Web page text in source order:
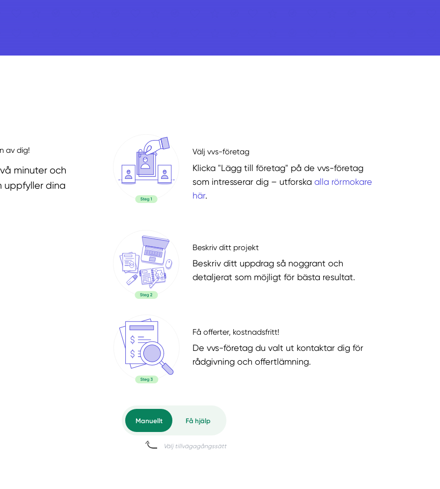
av dig!
minuter och
uppfyller dina
Välj vvs-företag
Klicka "Lägg till företag" på de vvs-företag
som intresserar dig – utforska alla rörmokare
här.
Beskriv ditt projekt
Beskriv ditt uppdrag så noggrant och
detaljerat som möjligt för bästa resultat.
Få offerter, kostnadsfritt!
De vvs-företag du valt ut kontaktar dig för
rådgivning och offertlämning.